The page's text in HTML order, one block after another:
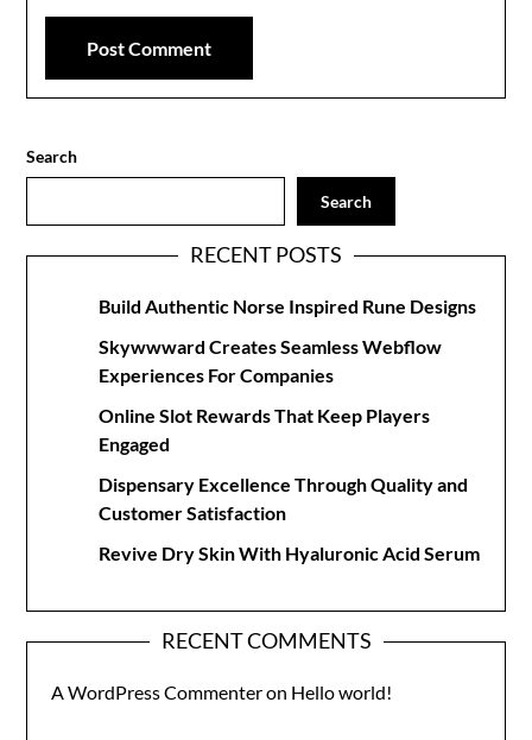
Search
Search
RECENT POSTS
Build Authentic Norse Inspired Rune Designs
Skywwward Creates Seamless Webflow
Experiences For Companies
Online Slot Rewards That Keep Players
Engaged
Dispensary Excellence Through Quality and
Customer Satisfaction
Revive Dry Skin With Hyaluronic Acid Serum
RECENT COMMENTS
A WordPress Commenteron Hello world!